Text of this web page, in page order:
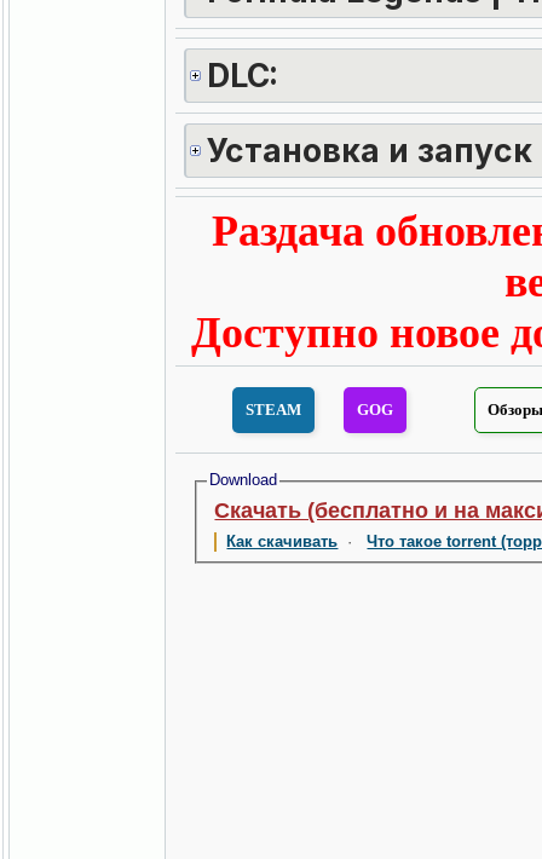
DLC:
Установка и запуск
Раздача
Доступно новое
STEAM GOG
Download
Скачать (бесплатно и на
Как скачивать ·Что такое torrent